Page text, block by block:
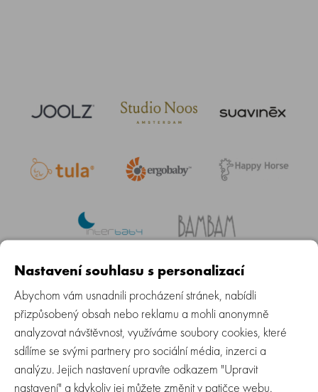
Daily Newsletter Sign Up
ODEBÍRAT
Nastavení souhlasu s personalizací
Abychom vám usnadnili procházení stránek, nabídli
přizpůsobený obsah nebo reklamu a mohli anonymně
analyzovat návštěvnost, využíváme soubory cookies, které
sdílíme se svými partnery pro sociální média, inzerci a
analýzu. Jejich nastavení upravíte odkazem "Upravit
nastavení" a kdykoliv jej můžete změnit v patičce webu.